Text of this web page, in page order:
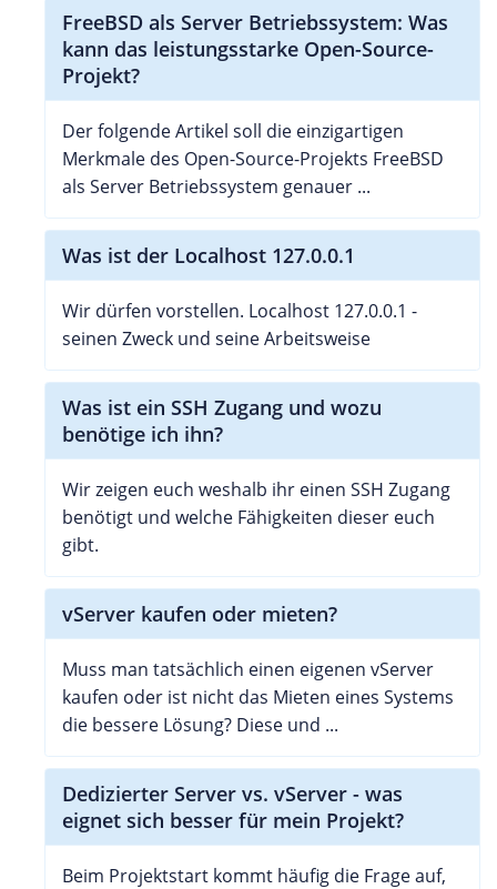
FreeBSD als Server Betriebssystem: Was
kann das leistungsstarke Open-Source-
Projekt?
Der folgende Artikel soll die einzigartigen
Merkmale des Open-Source-Projekts FreeBSD
als Server Betriebssystem genauer ...
Was ist der Localhost 127.0.0.1
Wir dürfen vorstellen. Localhost 127.0.0.1 -
seinen Zweck und seine Arbeitsweise
Was ist ein SSH Zugang und wozu
benötige ich ihn?
Wir zeigen euch weshalb ihr einen SSH Zugang
benötigt und welche Fähigkeiten dieser euch
gibt.
vServer kaufen oder mieten?
Muss man tatsächlich einen eigenen vServer
kaufen oder ist nicht das Mieten eines Systems
die bessere Lösung? Diese und ...
Dedizierter Server vs. vServer - was
eignet sich besser für mein Projekt?
Beim Projektstart kommt häufig die Frage auf,